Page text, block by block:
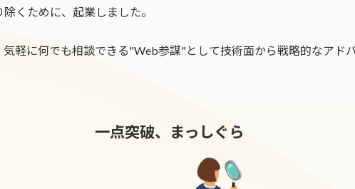
くために、起業しました。
軽に何でも相談できる"Web参謀"として技術面から戦略的なアド
一点突破、まっしぐら